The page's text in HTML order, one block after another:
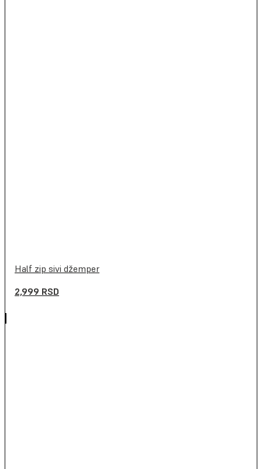
Half zip sivi džemper
2,999 RSD